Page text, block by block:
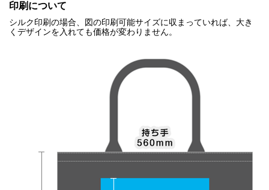
印刷について
シルク印刷の場合、図の印刷可能サイズに収まっていれば、大き
くデザインを入れても価格が変わりません。